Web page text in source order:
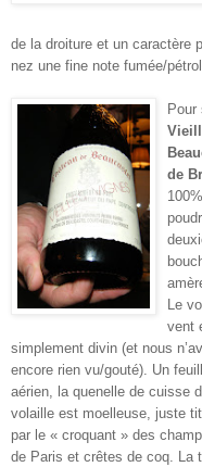
de la droiture et un caractère
nez une fine note fumée/
Pour
de
Le
vent
simplement divin (et nous
encore rien vu/gouté). Un
aérien, la quenelle de cuisse
volaille est moelleuse, juste
par le « croquant » des
de Paris et crêtes de coq. La